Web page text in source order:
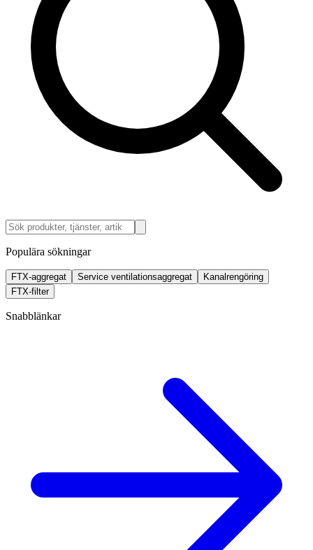
Populära sökningar
FTX-aggregat Service ventilationsaggregat
Kanalrengöring
FTX-filter
Snabblänkar